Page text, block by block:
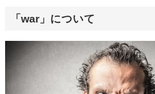
「war」について